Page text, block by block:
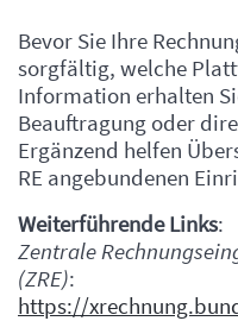
Inhalt
Bevor Sie Ihre
sorgfältig, welche
Information erhalten
Beauftragung oder
Ergänzend helfen
RE angebundenen
Weiterführende Links:
Zentrale
(ZRE):
https://